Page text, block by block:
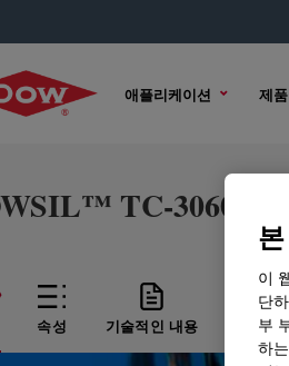
애플리케이션 제품
TC-3060
속성 기술적인 내용 샘플
이
단
부
하